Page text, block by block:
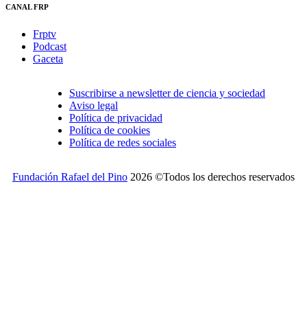
CANAL FRP
Frptv
Podcast
Gaceta
Suscribirse a newsletter de ciencia y sociedad
Aviso legal
Política de privacidad
Política de cookies
Política de redes sociales
Fundación Rafael del Pino 2026 ©Todos los derechos reservados